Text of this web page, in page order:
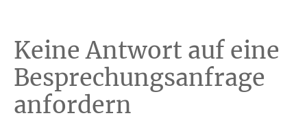
Keine Antwort auf eine
Besprechungsanfrage
anfordern